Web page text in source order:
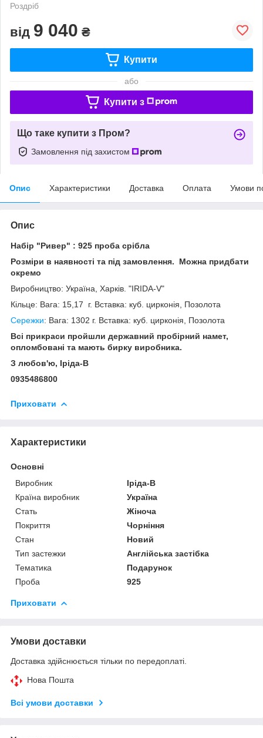
Роздріб
від 9 040 ₴
Купити
або
Купити з
Що таке купити з Пром?
Замовлення під захистом
Опис Характеристики Доставка Оплата Умови
Опис
Набір "Ривер" : 925 проба срібла
Розміри в наявності та під замовлення. Можна придбати
окремо
Виробництво: Україна, Харків. "IRIDA-V"
Кільце: Вага: 15,17 г. Вставка: куб. цирконія, Позолота
Сережки: Вага: 1302 г. Вставка: куб. цирконія, Позолота
Всі прикраси пройшли державний пробірний намет,
опломбовані та мають бирку виробника.
З любов'ю, Іріда-В
0935486800
Приховати
Характеристики
Основні
Виробник
Іріда-В
Країна виробник
Україна
Стать
Жіноча
Покриття
Чорніння
Стан
Новий
Тип застежки
Англійська застібка
Тематика
Подарунок
Проба
925
Приховати
Умови доставки
Доставка здійснюється тільки по передоплаті.
Нова Пошта
Всі умови доставки